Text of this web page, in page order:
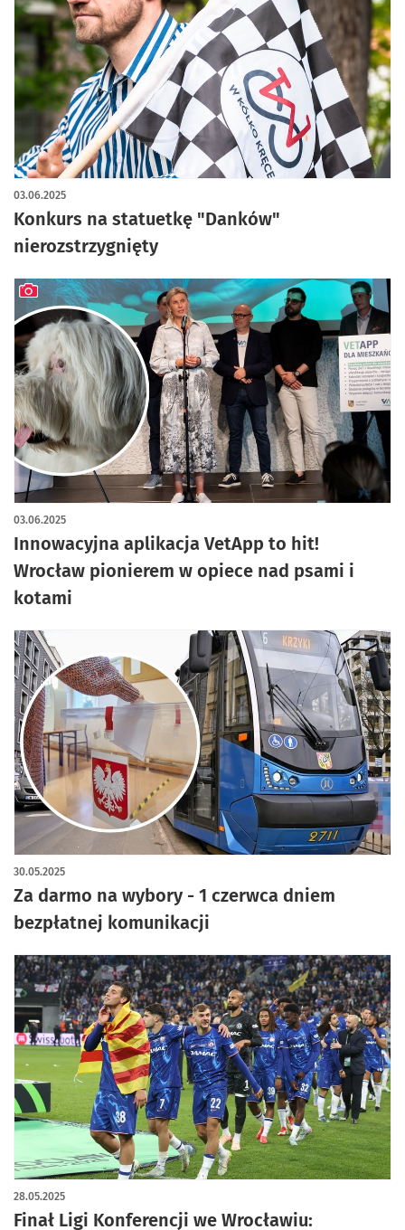
Konkurs na statuetkę "Danków"
nierozstrzygnięty
03.06.2025
Innowacyjna aplikacja VetApp to hit!
Wrocław pionierem w opiece nad psami i
kotami
03.06.2025
artykuł z galerią zdjęć
Za darmo na wybory - 1 czerwca dniem
bezpłatnej komunikacji
30.05.2025
Finał Ligi Konferencji we Wrocławiu:
28.05.2025